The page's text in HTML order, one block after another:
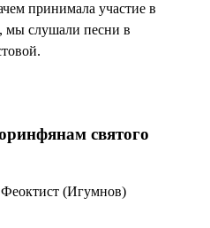
принимала участие в
мы слушали песни в
святого
Феоктист (Игумнов)